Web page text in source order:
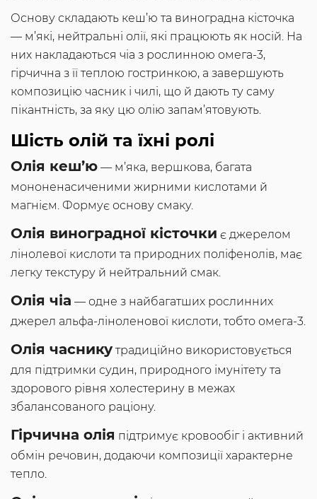
Основу складають кеш’ю та виноградна кісточка
— м’які, нейтральні олії, які працюють як носій. На
них накладаються чіа з рослинною омега-3,
гірчична з її теплою гостринкою, а завершують
композицію часник і чилі, що й дають ту саму
пікантність, за яку цю олію запам’ятовують.
Шість олій та їхні ролі
Олія кеш’ю — м’яка, вершкова, багата
мононенасиченими жирними кислотами й
магнієм. Формує основу смаку.
Олія виноградної кісточки є джерелом
лінолевої кислоти та природних поліфенолів, має
легку текстуру й нейтральний смак.
Олія чіа — одне з найбагатших рослинних
джерел альфа-ліноленової кислоти, тобто омега-3.
Олія часнику традиційно використовується
для підтримки судин, природного імунітету та
здорового рівня холестерину в межах
збалансованого раціону.
Гірчична олія підтримує кровообіг і активний
обмін речовин, додаючи композиції характерне
тепло.